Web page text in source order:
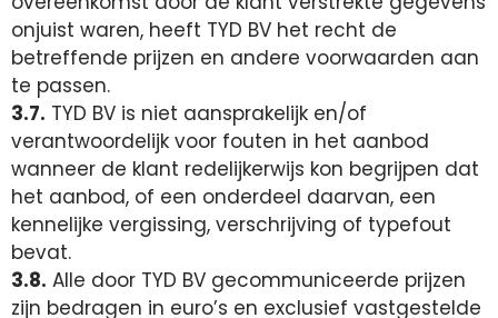
onjuist waren, heeft TYD BV het recht de
betreffende prijzen en andere voorwaarden aan
te passen.
3.7. TYD BV is niet aansprakelijk en/of
verantwoordelijk voor fouten in het aanbod
wanneer de klant redelijkerwijs kon begrijpen dat
het aanbod, of een onderdeel daarvan, een
kennelijke vergissing, verschrijving of typefout
bevat.
3.8. Alle door TYD BV gecommuniceerde prijzen
zijn bedragen in euro’s en exclusief vastgestelde